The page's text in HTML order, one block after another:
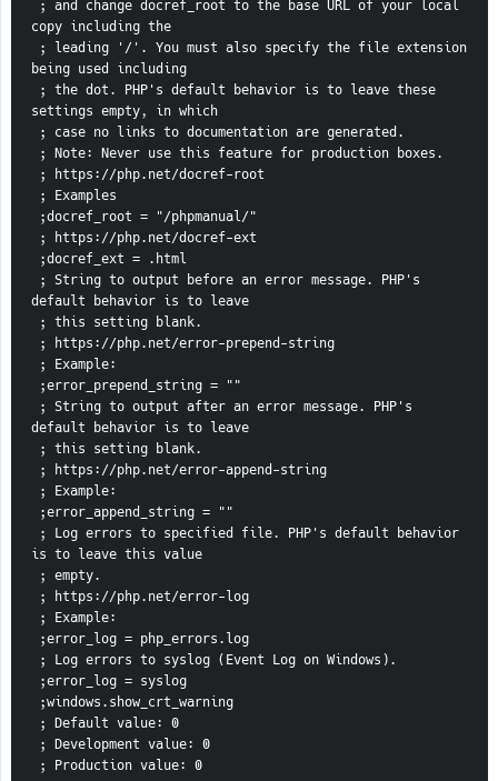
copy including the
being used including
settings empty, in which
; case no links to documentation are generated.
; Note: Never use this feature for production boxes.
; https://php.net/docref-root
; Examples
;docref_root = "/phpmanual/"
; https://php.net/docref-ext
;docref_ext = .html
default behavior is to leave
; this setting blank.
; https://php.net/error-prepend-string
; Example:
;error_prepend_string = ""
default behavior is to leave
; this setting blank.
; https://php.net/error-append-string
; Example:
;error_append_string = ""
is to leave this value
; empty.
; https://php.net/error-log
; Example:
;error_log = php_errors.log
; Log errors to syslog (Event Log on Windows).
;error_log = syslog
;windows.show_crt_warning
; Default value: 0
; Development value: 0
; Production value: 0